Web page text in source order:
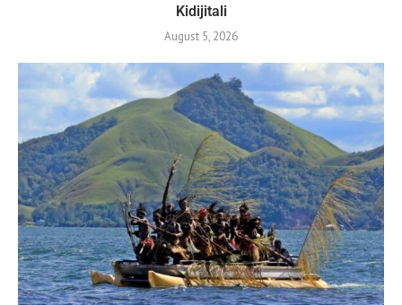
Kidijitali
August 5, 2026